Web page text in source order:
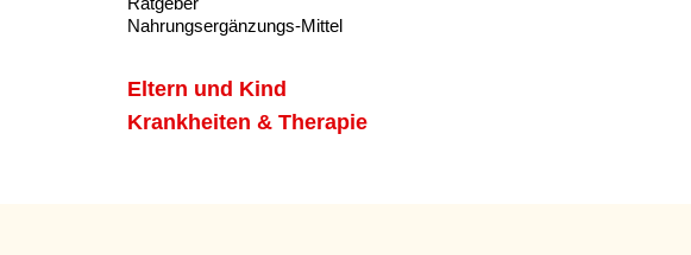
Nahrungsergänzungs-Mittel
Eltern und Kind
Krankheiten & Therapie